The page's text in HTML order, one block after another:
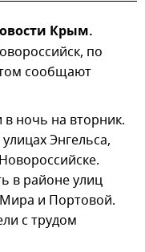
Крым.
по
сообщают
в ночь на вторник.
Энгельса,
в районе улиц
и Портовой.
с трудом